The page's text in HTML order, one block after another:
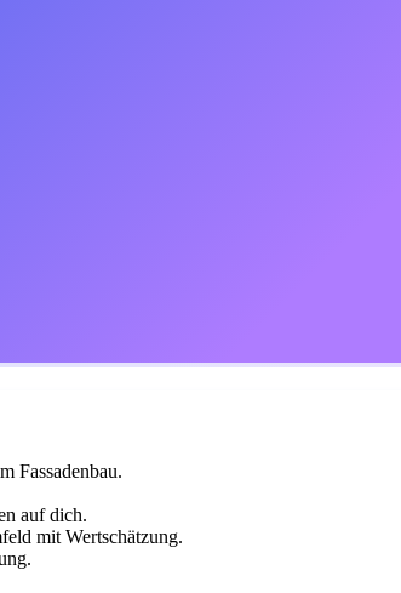
Fassadenbau.
auf dich.
mit Wertschätzung.